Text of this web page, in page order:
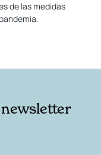
de las medidas